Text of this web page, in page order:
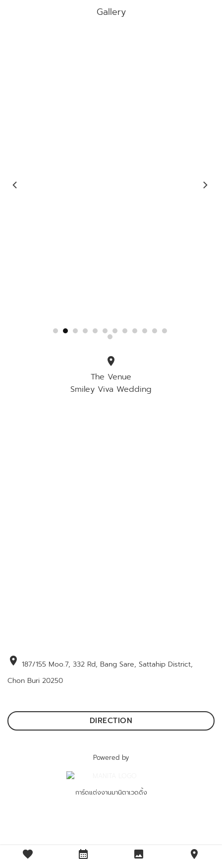
Gallery
location_on
The Venue
Smiley Viva Wedding
location_on 187/155 Moo.7, 332 Rd, Bang Sare, Sattahip District,
Chon Buri 20250
DIRECTION
Powered by
การ์ดแต่งงานมานิตาเวดดิ้ง
favorite calendar_month image location_on